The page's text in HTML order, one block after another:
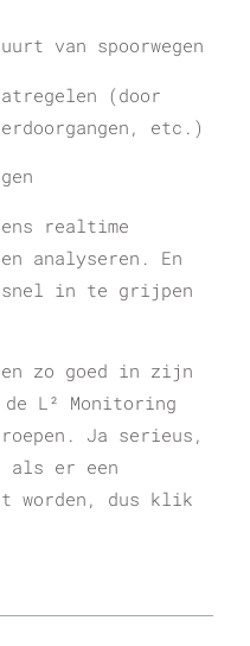
van spoorwegen
(door
etc.)
realtime
analyseren. En
snel in te grijpen
zo goed in zijn
de L² Monitoring
Ja serieus,
als er een
worden, dus klik